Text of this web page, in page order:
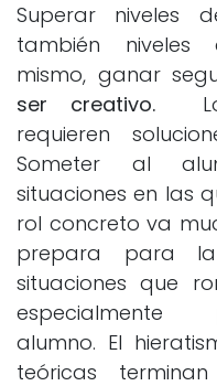
Superar niveles
también
mismo, ganar
ser creativo.
requieren
Someter al
situaciones en las
rol concreto va
prepara para
situaciones que
alumno. El
teóricas